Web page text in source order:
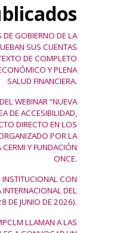
GOBIERNO DE LA
SUS CUENTAS
DE COMPLETO
Y PLENA
SALUD FINANCIERA.
WEBINAR “NUEVA
DE ACCESIBILIDAD,
DIRECTO EN LOS
POR LA
Y FUNDACIÓN
ONCE.
CON
DEL
DE JUNIO DE 2026).
LLAMAN A LAS